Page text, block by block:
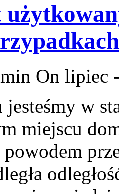
On lipiec
jesteśmy w
miejscu